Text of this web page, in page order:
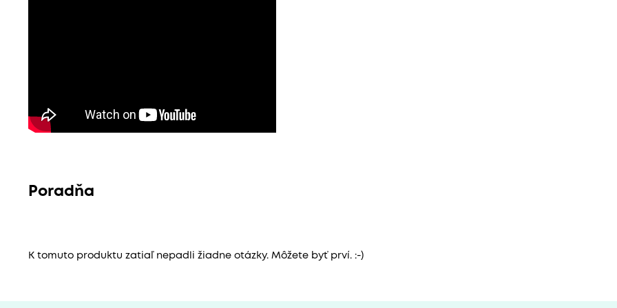
Poradňa
K tomuto produktu zatiaľ nepadli žiadne otázky. Môžete byť prví. :-)